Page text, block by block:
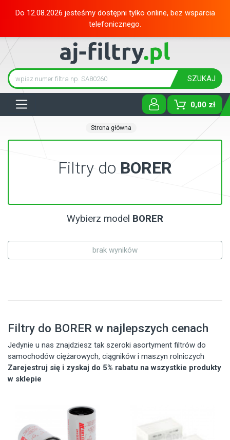
Do 12.08.2026 jesteśmy dostępni tylko online, bez wsparcia
telefonicznego.
SZUKAJ
0,00 zł
Strona główna
Filtry do BORER
Wybierz model BORER
brak wyników
Filtry do BORER w najlepszych cenach
Jedynie u nas znajdziesz tak szeroki asortyment filtrów do
samochodów ciężarowych, ciągników i maszyn rolniczych
Zarejestruj się i zyskaj do 5% rabatu na wszystkie produkty
w sklepie